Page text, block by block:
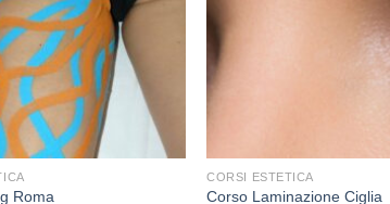
Roma
CORSI ESTETICA
Corso Laminazione Ciglia